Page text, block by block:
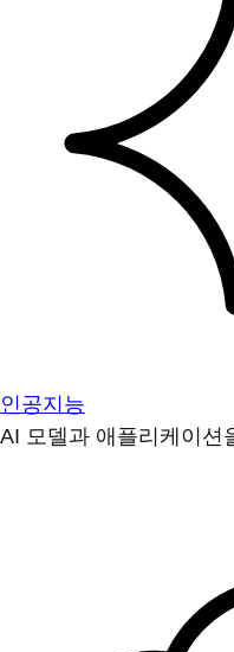
인공지능
AI 모델과 애플리케이션